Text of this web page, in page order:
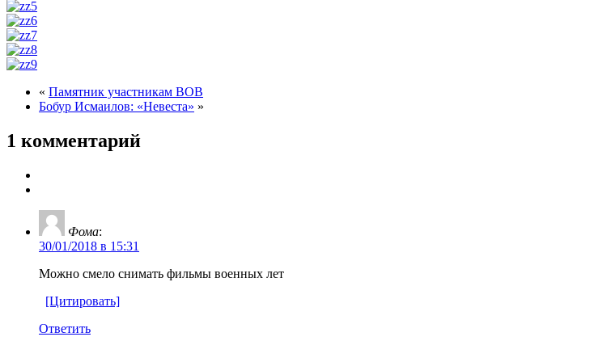
« Памятник участникам ВОВ
Бобур Исмаилов: «Невеста» »
1 комментарий
Фома:
30/01/2018 в 15:31
Можно смело снимать фильмы военных лет
[Цитировать]
Ответить